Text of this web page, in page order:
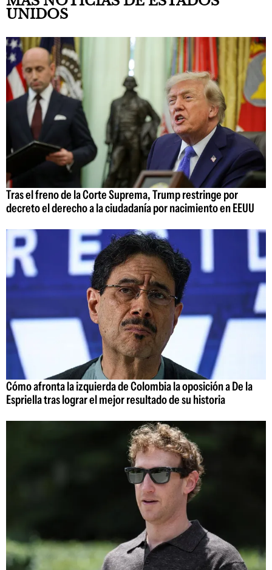
UNIDOS
Tras el freno de la Corte Suprema, Trump restringe por
decreto el derecho a la ciudadanía por nacimiento en EEUU
Cómo afronta la izquierda de Colombia la oposición a De la
Espriella tras lograr el mejor resultado de su historia